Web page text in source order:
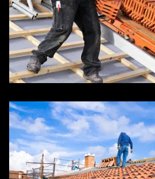
Devis réparation de
Savoie